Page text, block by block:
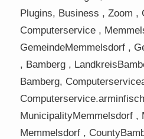
Plugins, Business , Zoom ,
Computerservice ,
GemeindeMemmelsdorf ,
, Bamberg ,
Bamberg,
MunicipalityMemmelsdorf ,
Memmelsdorf ,